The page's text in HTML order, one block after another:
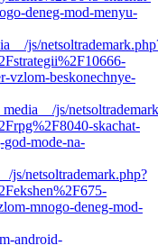
deneg-mod-menyu-
js/
vzlom-beskonechnye-
js/
skachat-
god-mode-na-
js/netsoltrademark.php?
mnogo-deneg-mod-
android-